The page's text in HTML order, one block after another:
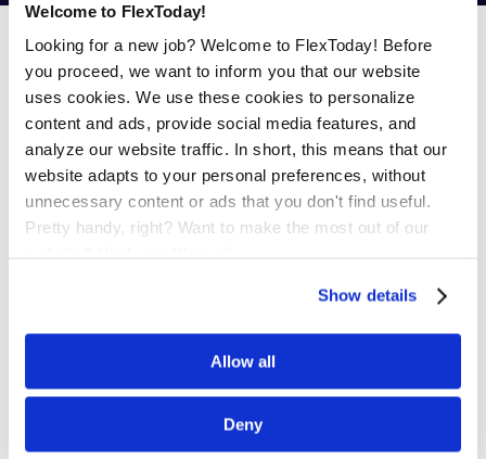
Welcome to FlexToday!
Looking for a new job? Welcome to FlexToday! Before
you proceed, we want to inform you that our website
uses cookies. We use these cookies to personalize
content and ads, provide social media features, and
analyze our website traffic. In short, this means that our
website adapts to your personal preferences, without
unnecessary content or ads that you don't find useful.
Pretty handy, right? Want to make the most out of our
Show details
Allow all
Deny
Ontdek Jouw
Toekomst bij
FlexToday
Kom gewoon eens bij ons langs als je meer wilt weten
over de vacatures voor monteur in Nijmegen die we voor
je klaar hebben staan. Ons gepassioneerde team staat
klaar om jou te ondersteunen in jouw zoektocht naar een
begrijpen dat en willen je hier graag bij helpen. Heb je nog
Schroom Niet om